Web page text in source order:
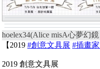
hoelex34(Alice misA心夢幻
【2019 #創意文具展 #插畫
2019 創意文具展